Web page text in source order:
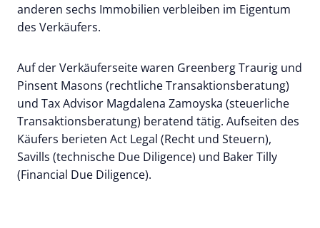
anderen sechs Immobilien verbleiben im Eigentum
des Verkäufers.
Auf der Verkäuferseite waren Greenberg Traurig und
Pinsent Masons (rechtliche Transaktionsberatung)
und Tax Advisor Magdalena Zamoyska (steuerliche
Transaktionsberatung) beratend tätig. Aufseiten des
Käufers berieten Act Legal (Recht und Steuern),
Savills (technische Due Diligence) und Baker Tilly
(Financial Due Diligence).